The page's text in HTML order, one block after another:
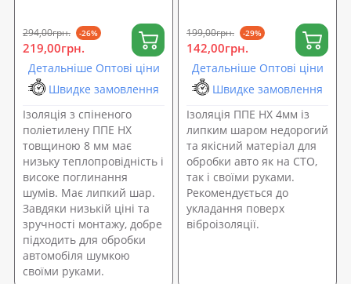
294,00грн. -26%
219,00грн.
Детальніше Оптові ціни
Швидке замовлення
Ізоляція з спіненого
поліетилену ППЕ НХ
товщиною 8 мм має
низьку теплопровідність і
високе поглинання
шумів. Має липкий шар.
Завдяки низькій ціні та
зручності монтажу, добре
підходить для обробки
автомобіля шумкою
своїми руками.
199,00грн. -29%
142,00грн.
Детальніше Оптові ціни
Швидке замовлення
Ізоляція ППЕ НХ 4мм із
липким шаром недорогий
та якісний матеріал для
обробки авто як на СТО,
так і своїми руками.
Рекомендується до
укладання поверх
віброізоляції.